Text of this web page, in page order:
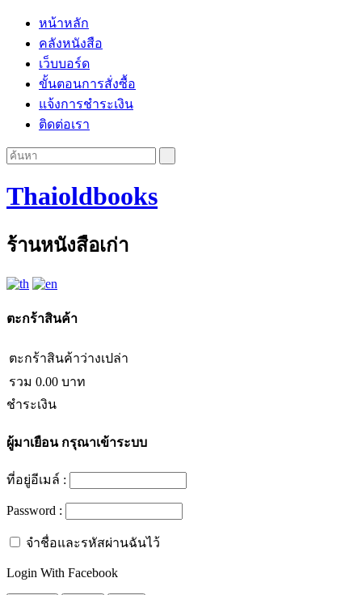
หน้าหลัก
คลังหนังสือ
เว็บบอร์ด
ขั้นตอนการสั่งซื้อ
แจ้งการชำระเงิน
ติดต่อเรา
Thaioldbooks
ร้านหนังสือเก่า
ตะกร้าสินค้า
ตะกร้าสินค้าว่างเปล่า
รวม 0.00 บาท
ชำระเงิน
ผู้มาเยือนกรุณาเข้าระบบ
ที่อยู่อีเมล์ :
Password :
จำชื่อและรหัสผ่านฉันไว้
Login With Facebook